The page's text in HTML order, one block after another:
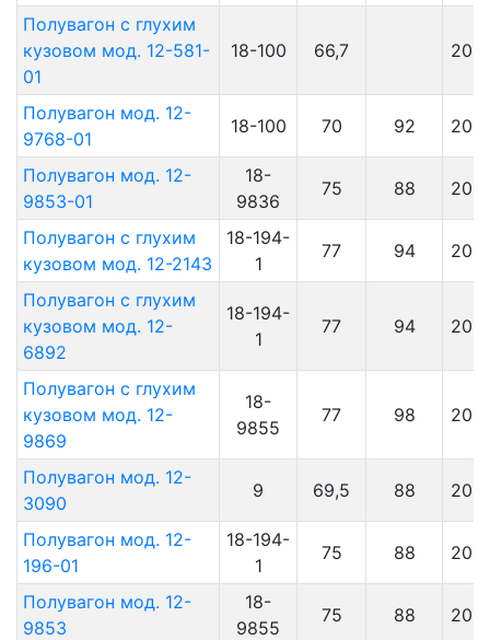
Полувагон с глухим
кузовом мод. 12-581-
01
18-100 66,7 2015
Полувагон мод. 12-
9768-01
18-100 70 92 2015
Полувагон мод. 12-
9853-01
18-
9836
75 88 2015
Полувагон с глухим
кузовом мод. 12-2143
18-194-
1
77 94 2015
Полувагон с глухим
кузовом мод. 12-
6892
18-194-
1
77 94 2015
Полувагон с глухим
кузовом мод. 12-
9869
18-
9855
77 98 2015
Полувагон мод. 12-
3090
9 69,5 88 2015
Полувагон мод. 12-
196-01
18-194-
1
75 88 2015
Полувагон мод. 12-
9853
18-
9855
75 88 2014